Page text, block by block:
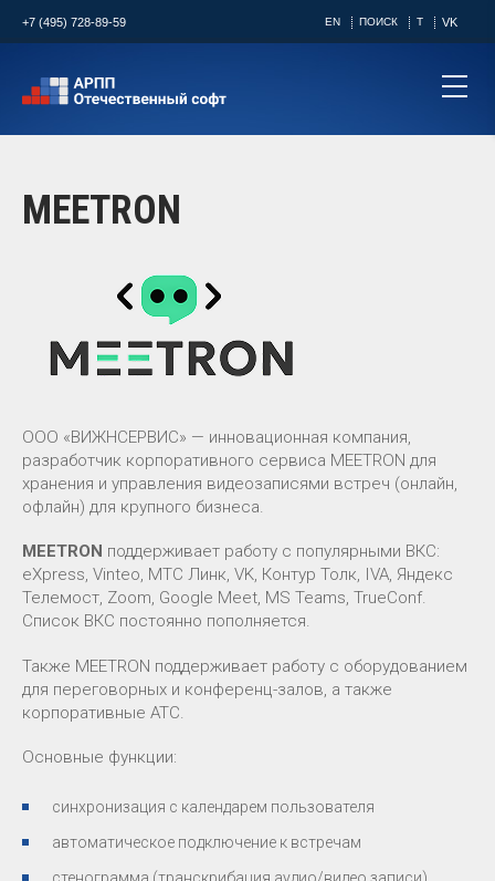
+7 (495) 728-89-59 EN ПОИСК T VK
MEETRON
ООО «ВИЖНСЕРВИС» — инновационная компания,
разработчик корпоративного сервиса MEETRON для
хранения и управления видеозаписями встреч (онлайн,
офлайн) для крупного бизнеса.
MEETRON поддерживает работу с популярными ВКС:
eXpress, Vinteo, МТС Линк, VK, Контур Толк, IVA, Яндекс
Телемост, Zoom, Google Meet, MS Teams, TrueConf.
Список ВКС постоянно пополняется.
Также MEETRON поддерживает работу с оборудованием
для переговорных и конференц-залов, а также
корпоративные АТС.
Основные функции:
синхронизация с календарем пользователя
автоматическое подключение к встречам